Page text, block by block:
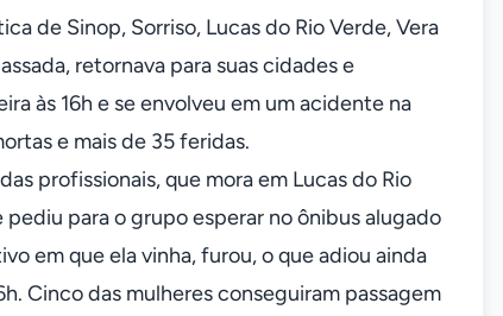
de Sinop, Sorriso, Lucas do Rio Verde, Vera
retornava para suas cidades e
às 16h e se envolveu em um acidente na
e mais de 35 feridas.
profissionais, que mora em Lucas do Rio
para o grupo esperar no ônibus alugado
em que ela vinha, furou, o que adiou ainda
Cinco das mulheres conseguiram passagem